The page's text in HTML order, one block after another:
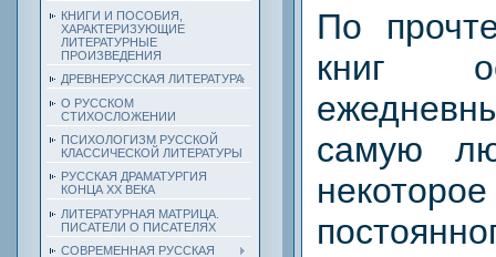
КНИГИ И ПОСОБИЯ,
ХАРАКТЕРИЗУЮЩИЕ
ЛИТЕРАТУРНЫЕ
ПРОИЗВЕДЕНИЯ
ДРЕВНЕРУССКАЯ ЛИТЕРАТУРА
О РУССКОМ
СТИХОСЛОЖЕНИИ
ПСИХОЛОГИЗМ РУССКОЙ
КЛАССИЧЕСКОЙ ЛИТЕРАТУРЫ
РУССКАЯ ДРАМАТУРГИЯ
КОНЦА ХХ ВЕКА
ЛИТЕРАТУРНАЯ МАТРИЦА.
ПИСАТЕЛИ О ПИСАТЕЛЯХ
СОВРЕМЕННАЯ РУССКАЯ
По
книг
самую